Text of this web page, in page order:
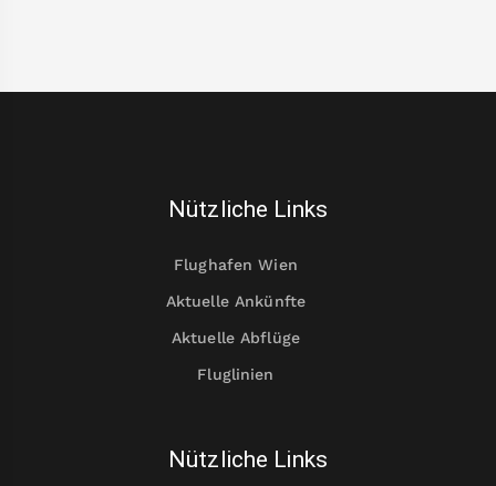
Nützliche Links
Flughafen Wien
Aktuelle Ankünfte
Aktuelle Abflüge
Fluglinien
Nützliche Links